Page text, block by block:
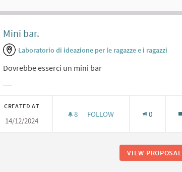
Mini bar.
Laboratorio di ideazione per le ragazze e i ragazzi
Dovrebbe esserci un mini bar
CREATED AT
14/12/2024
8 8 FOLLOWERS
FOLLOW 0
VIEW PROPOSAL